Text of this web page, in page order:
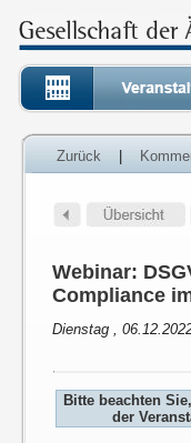
Zurück
Webinar:
Compliance
Dienstag ,
Bitte beachten
der